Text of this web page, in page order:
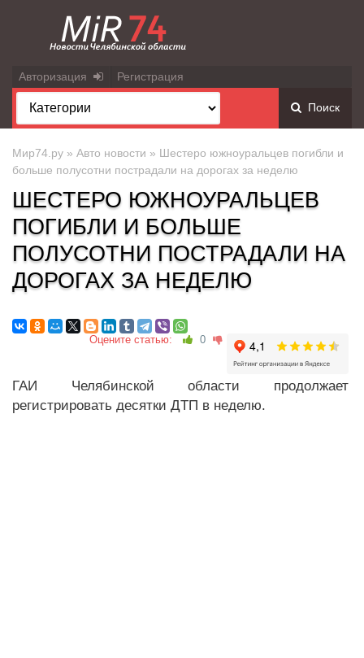
Авторизация Регистрация
Поиск
Мир74.ру » Авто новости » Шестеро южноуральцев погибли и
больше полусотни пострадали на дорогах за неделю
ШЕСТЕРО ЮЖНОУРАЛЬЦЕВ
ПОГИБЛИ И БОЛЬШЕ
ПОЛУСОТНИ ПОСТРАДАЛИ НА
ДОРОГАХ ЗА НЕДЕЛЮ
Оцените статью: 0
ГАИ Челябинской области продолжает
регистрировать десятки ДТП в неделю.